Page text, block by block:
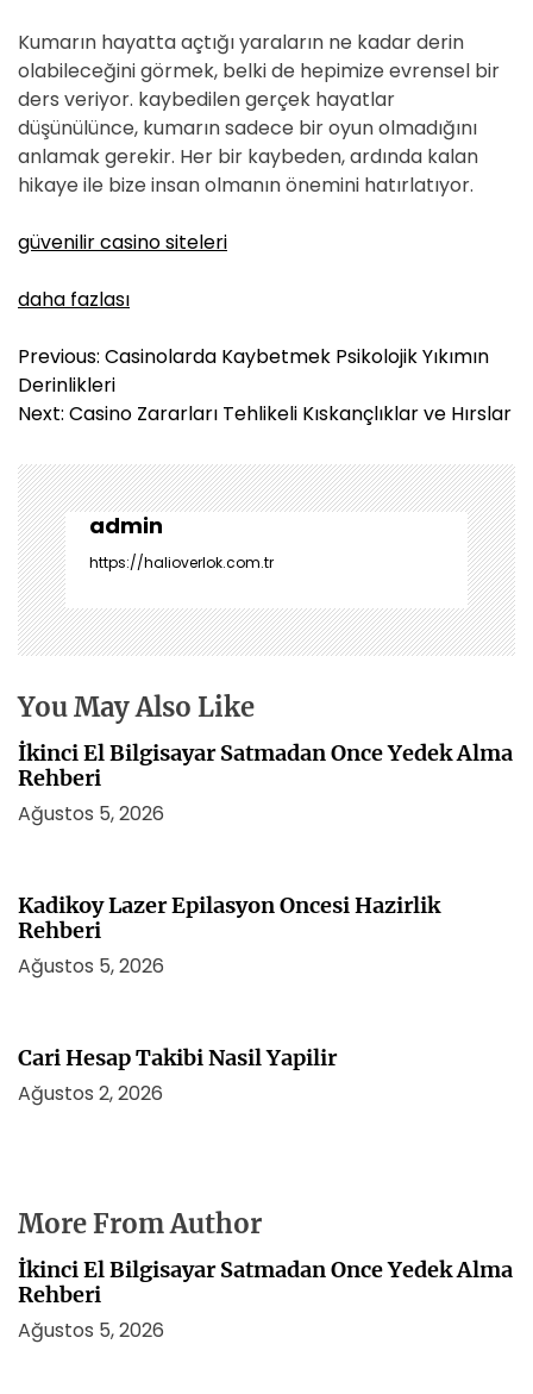
Kumarın hayatta açtığı yaraların ne kadar derin
olabileceğini görmek, belki de hepimize evrensel bir
ders veriyor. kaybedilen gerçek hayatlar
düşünülünce, kumarın sadece bir oyun olmadığını
anlamak gerekir. Her bir kaybeden, ardında kalan
hikaye ile bize insan olmanın önemini hatırlatıyor.
güvenilir casino siteleri
daha fazlası
Y
a
z
g
e
z
i
n
m
e
i
Previous: Casinolarda Kaybetmek Psikolojik Yıkımın
Derinlikleri
Next: Casino Zararları Tehlikeli Kıskançlıklar ve Hırslar
admin
https://halioverlok.com.tr
You May Also Like
İkinci El Bilgisayar Satmadan Once Yedek Alma
Rehberi
Ağustos 5, 2026
Kadikoy Lazer Epilasyon Oncesi Hazirlik
Rehberi
Ağustos 5, 2026
Cari Hesap Takibi Nasil Yapilir
Ağustos 2, 2026
More From Author
İkinci El Bilgisayar Satmadan Once Yedek Alma
Rehberi
Ağustos 5, 2026